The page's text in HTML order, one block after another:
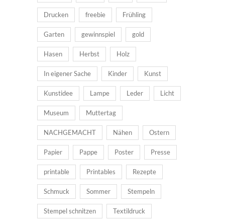
Drucken freebie Frühling
Garten gewinnspiel gold
Hasen Herbst Holz
In eigener Sache Kinder Kunst
Kunstidee Lampe Leder Licht
Museum Muttertag
NACHGEMACHT Nähen Ostern
Papier Pappe Poster Presse
printable Printables Rezepte
Schmuck Sommer Stempeln
Stempel schnitzen Textildruck